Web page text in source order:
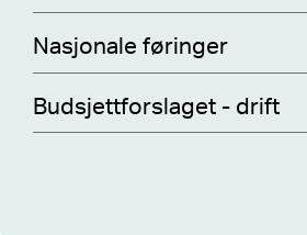
Nasjonale føringer
Budsjettforslaget - drift